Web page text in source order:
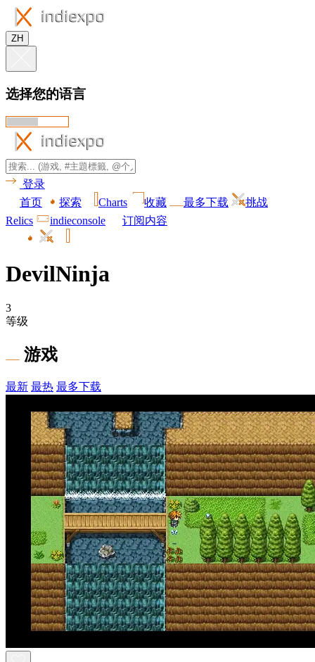
ZH
选择您的语言
登录
首页
探索 Charts 收藏 最多下载
挑战
Relics
indieconsole 订阅内容
DevilNinja
3
等级
游戏
最新 最热 最多下载